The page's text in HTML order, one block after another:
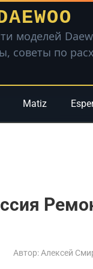
моделей
советы по
Matiz
Автор: Алексей